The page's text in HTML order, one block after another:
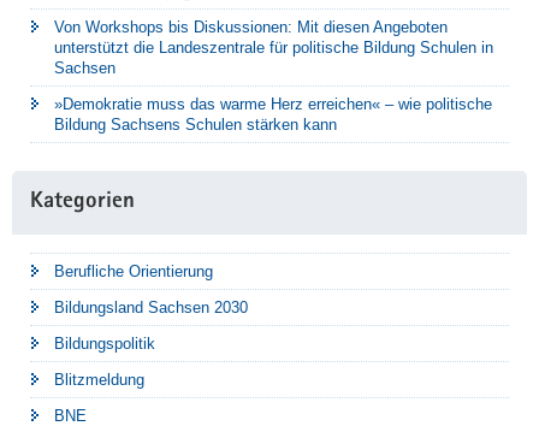
Von Workshops bis Diskussionen: Mit diesen Angeboten
unterstützt die Landeszentrale für politische Bildung Schulen in
Sachsen
»Demokratie muss das warme Herz erreichen« – wie politische
Bildung Sachsens Schulen stärken kann
Kategorien
Berufliche Orientierung
Bildungsland Sachsen 2030
Bildungspolitik
Blitzmeldung
BNE